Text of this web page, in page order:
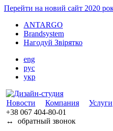
Перейти на новий сайт 2020
ANTARGO
Brandsystem
Нагодуй Звірятко
eng
рус
укр
Новости Компания Услуги
+38 067 404-80-01
↔
обратный звонок